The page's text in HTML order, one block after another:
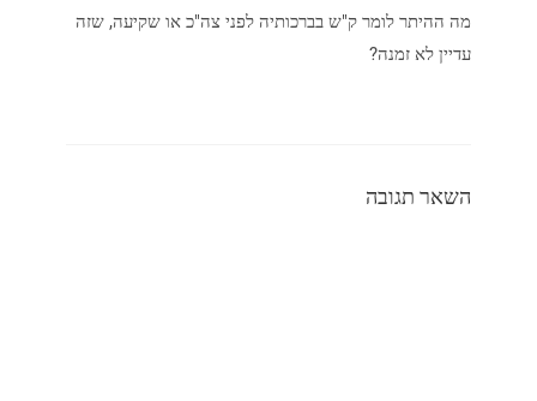
מה ההיתר לומר ק"ש בברכותיה לפני צה"כ או שקיעה, שזה
עדיין לא זמנה?
השאר תגובה